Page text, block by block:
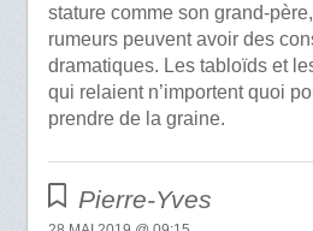
stature comme son grand-
rumeurs peuvent avoir des
dramatiques. Les tabloïds et
qui relaient n’importent quoi
prendre de la graine.
Pierre-Yves